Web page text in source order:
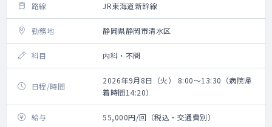
路線 JR東海道新幹線
勤務地 静岡県静岡市清水区
科目 内科・不問
日程/時間
2026年9月8日（火） 8:00～13:30（病院帰
着時間14:20）
給与 55,000円/回（税込・交通費別）